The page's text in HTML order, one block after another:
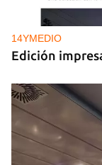
14YMEDIO
Edición